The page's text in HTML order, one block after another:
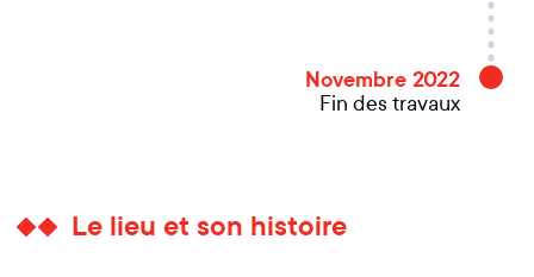
Novembre 2022
Fin des travaux
Le lieu et son histoire